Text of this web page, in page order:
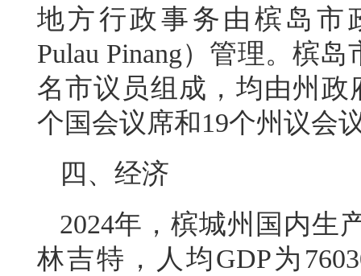
地方行政事务由槟岛市
Pulau Pinang）管理。槟
名市议员组成，均由州
个国会议席和19个州议会
四、经济
2024年，槟城州国内生
林吉特，人均GDP为